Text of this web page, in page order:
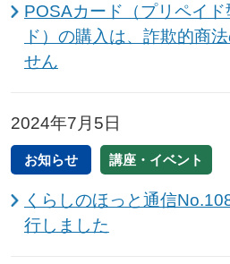
POSAカード（プリペイ
ド）の購入は、詐欺的商
せん
2024年7月5日
お知らせ 講座・イベント
くらしのほっと通信
行しました